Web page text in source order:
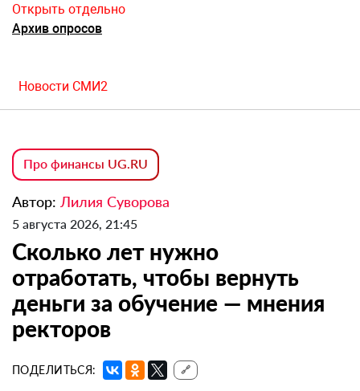
Открыть отдельно
Архив опросов
Новости СМИ2
Про финансы UG.RU
Автор: Лилия Суворова
5 августа 2026, 21:45
Сколько лет нужно
отработать, чтобы вернуть
деньги за обучение — мнения
ректоров
ПОДЕЛИТЬСЯ: 🔗